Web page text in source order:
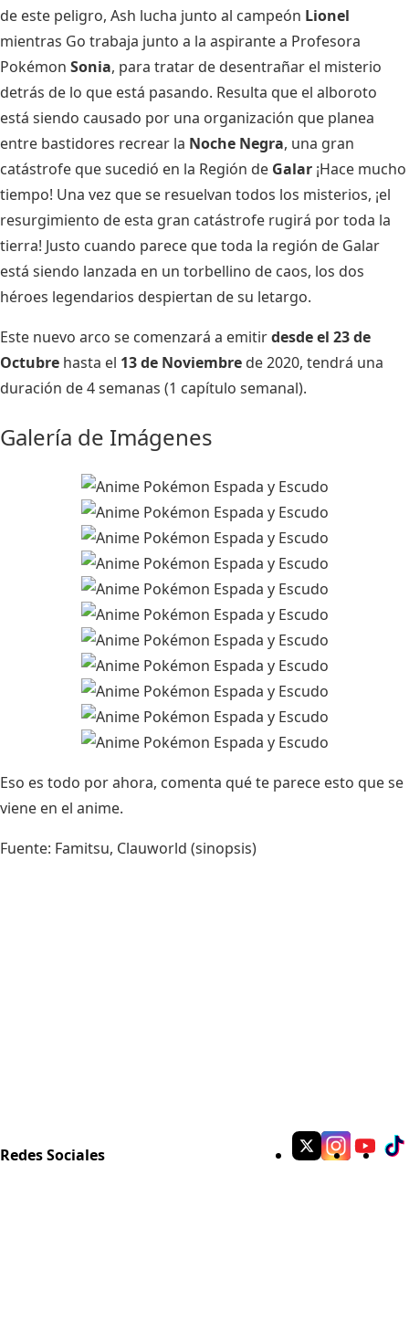
de este peligro, Ash lucha junto al campeón Lionel
mientras Go trabaja junto a la aspirante a Profesora
Pokémon Sonia, para tratar de desentrañar el misterio
detrás de lo que está pasando. Resulta que el alboroto
está siendo causado por una organización que planea
entre bastidores recrear la Noche Negra, una gran
catástrofe que sucedió en la Región de Galar ¡Hace mucho
tiempo! Una vez que se resuelvan todos los misterios, ¡el
resurgimiento de esta gran catástrofe rugirá por toda la
tierra! Justo cuando parece que toda la región de Galar
está siendo lanzada en un torbellino de caos, los dos
héroes legendarios despiertan de su letargo.
Este nuevo arco se comenzará a emitirdesde el 23 de
Octubre hasta el 13 de Noviembre de 2020, tendrá una
duración de 4 semanas (1 capítulo semanal).
Galería de Imágenes
Eso es todo por ahora, comenta qué te parece esto que se
viene en el anime.
Fuente: Famitsu, Clauworld (sinopsis)
Redes Sociales